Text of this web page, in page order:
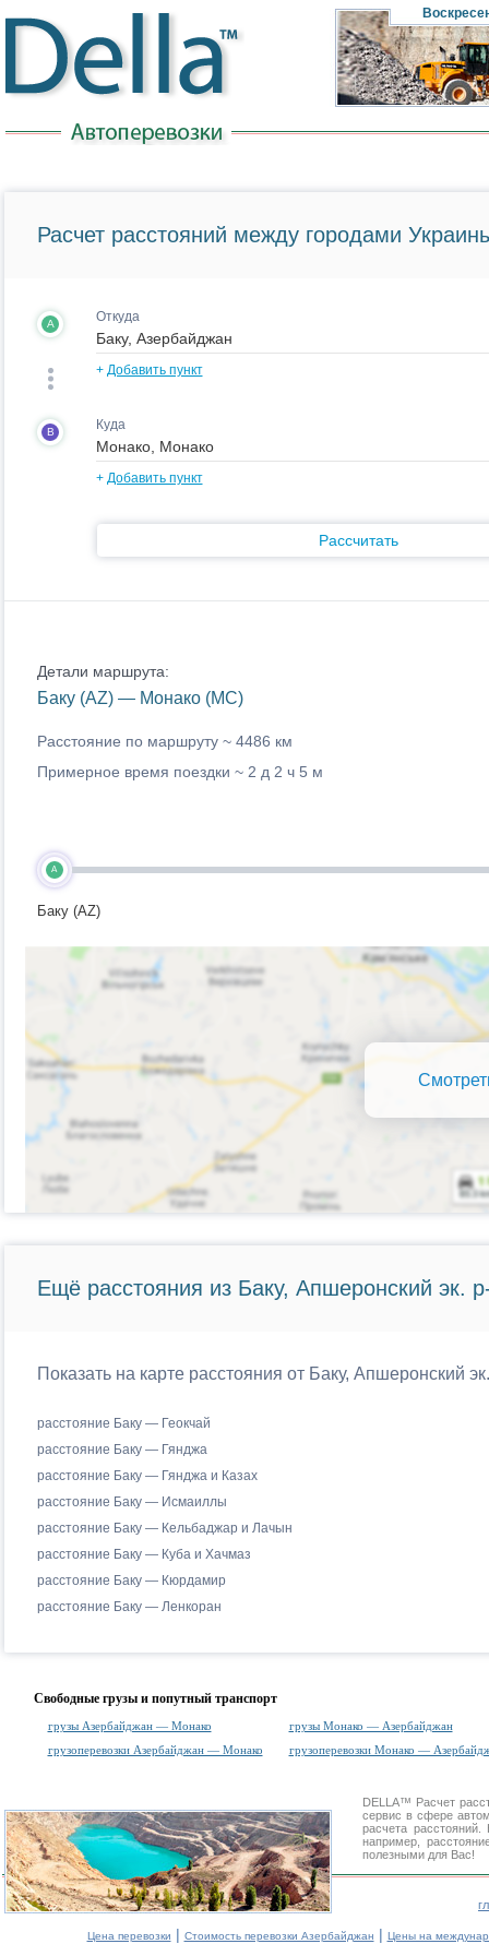
Расчет расстояний между городами
A Откуда
+ Добавить пункт
B Куда
+ Добавить пункт
Рассчитать
Детали маршрута:
Баку (AZ) — Монако (MC)
Расстояние по маршруту ~ 4486 км
Примерное время поездки ~ 2 д 2 ч 5 м
A
Баку (AZ)
Ещё расстояния из Баку, Апшеронский эк.
Показать на карте расстояния от Баку, Апшеронский
расстояние Баку — Геокчай
расстояние Баку — Гянджа
расстояние Баку — Гянджа и Казах
расстояние Баку — Исмаиллы
расстояние Баку — Кельбаджар и Лачын
расстояние Баку — Куба и Хачмаз
расстояние Баку — Кюрдамир
расстояние Баку — Ленкоран
Свободные грузы и попутный транспорт
грузы Азербайджан — Монако
грузы Монако — Азербайджан
грузоперевозки Азербайджан — Монако
грузоперевозки Монако —
DELLA™ Расчет
сервис в сфере
расчета
например,
полезными для Вас!
Цена перевозки | Стоимость перевозки Азербайджан | Цены на